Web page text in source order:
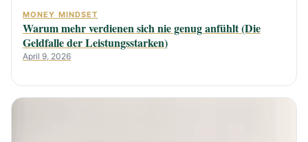
MONEY MINDSET
Warum mehr verdienen sich nie genug anfühlt (Die
Geldfalle der Leistungsstarken)
April 9, 2026